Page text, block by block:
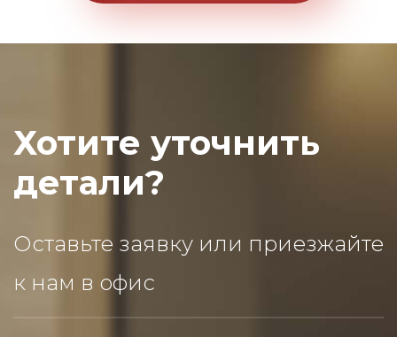
Хотите уточнить
детали?
Оставьте заявку или приезжайте
к нам в офис